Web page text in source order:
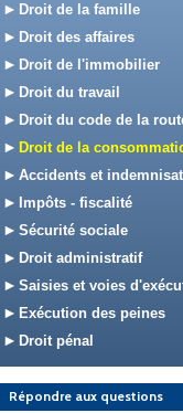
Droit de la famille
Droit des affaires
Droit de l'immobilier
Droit du travail
Droit du code de la
Droit de la
Accidents et
Impôts - fiscalité
Sécurité sociale
Droit administratif
Saisies et voies
Exécution des peines
Droit pénal
Répondre aux questions